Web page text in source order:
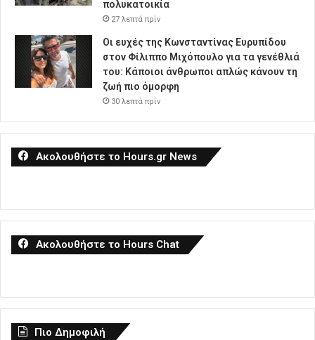
πολυκατοικία
27 λεπτά πρίν
Οι ευχές της Κωνσταντίνας Ευρυπίδου
στον Φίλιππο Μιχόπουλο για τα γενέθλιά
του: Κάποιοι άνθρωποι απλώς κάνουν τη
ζωή πιο όμορφη
30 λεπτά πρίν
Ακολουθήστε το Hours.gr News
Ακολουθήστε το Hours Chat
Πιο Δημοφιλή